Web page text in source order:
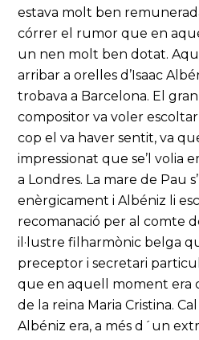
estava molt ben
córrer el rumor que en
un nen molt ben dotat.
arribar a orelles d’Isaac
trobava a Barcelona. El gran
compositor va voler
cop el va haver sentit, va
impressionat que se’l volia
a Londres. La mare de Pau
enèrgicament i Albéniz li
recomanació per al comte
il·lustre filharmònic belga
preceptor i secretari
que en aquell moment era
de la reina Maria Cristina.
Albéniz era, a més d´un